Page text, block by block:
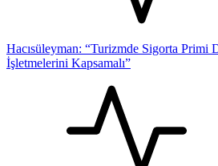
Hacısüleyman: “Turizmde Sigorta Primi
İşletmelerini Kapsamalı”